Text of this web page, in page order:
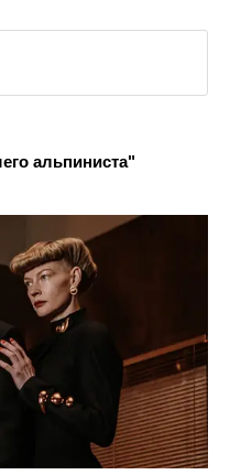
альпиниста"